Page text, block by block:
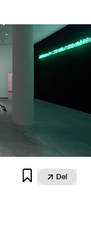
  Del